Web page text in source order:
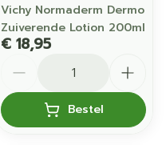
Vichy Normaderm Dermo
Zuiverende Lotion 200ml
€ 18,95
Bestel